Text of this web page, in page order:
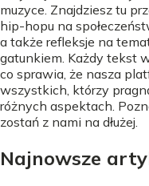
muzyce. Znajdziesz tu
hip-hopu na
a także refleksje na
gatunkiem. Każdy tekst
co sprawia, że nasza
wszystkich, którzy
różnych aspektach.
zostań z nami na dłużej.
Najnowsze